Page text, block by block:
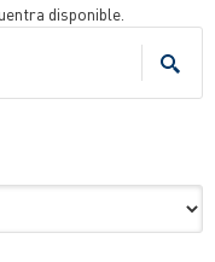
disponible.